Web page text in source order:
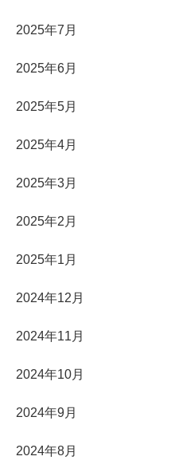
2025年7月
2025年6月
2025年5月
2025年4月
2025年3月
2025年2月
2025年1月
2024年12月
2024年11月
2024年10月
2024年9月
2024年8月